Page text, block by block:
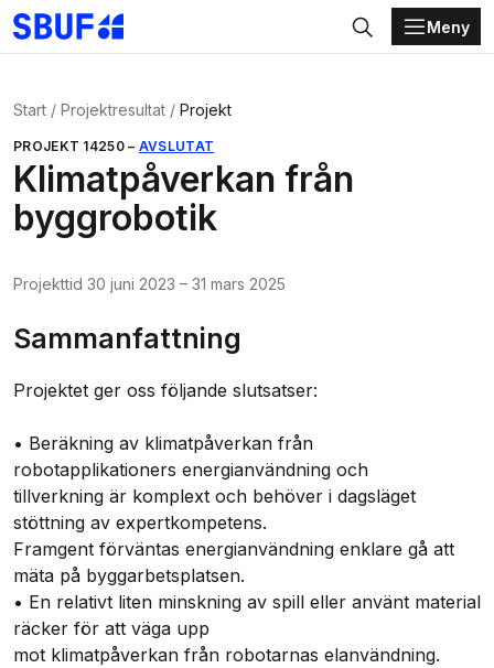
Gå direkt till huvudinnehållet
Sök
Meny
Start Projektresultat Projekt
PROJEKT 14250 – AVSLUTAT
Klimatpåverkan från
byggrobotik
Projekttid 30 juni 2023 – 31 mars 2025
Sammanfattning
Projektet ger oss följande slutsatser:
• Beräkning av klimatpåverkan från
robotapplikationers energianvändning och
tillverkning är komplext och behöver i dagsläget
stöttning av expertkompetens.
Framgent förväntas energianvändning enklare gå att
mäta på byggarbetsplatsen.
• En relativt liten minskning av spill eller använt material
räcker för att väga upp
mot klimatpåverkan från robotarnas elanvändning.